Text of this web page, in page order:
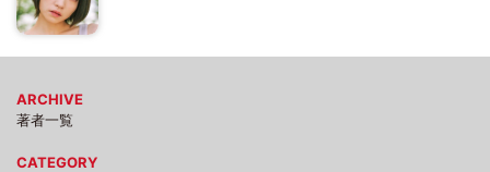
ARCHIVE
著者一覧
CATEGORY